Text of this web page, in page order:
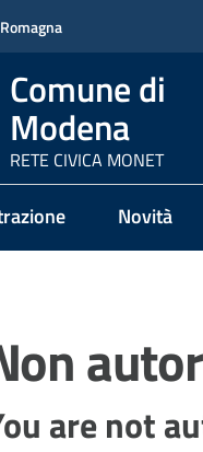
Comune di
Modena
RETE CIVICA MONET
Novità
are not